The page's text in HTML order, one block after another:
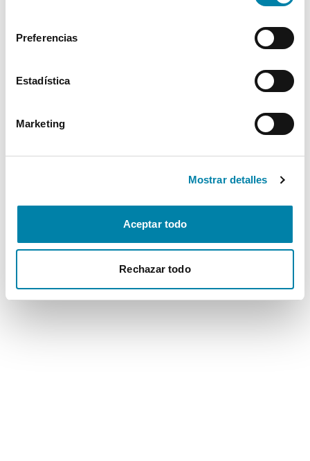
Preferencias
Estadística
Marketing
Mostrar detalles
Aceptar todo
Rechazar todo